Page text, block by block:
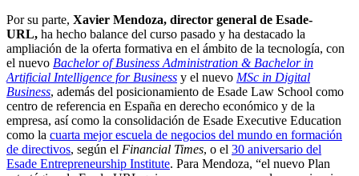
Por su parte, Xavier Mendoza, director general de Esade-
URL, ha hecho balance del curso pasado y ha destacado la
ampliación de la oferta formativa en el ámbito de la tecnología, con
el nuevo Bachelor of Business Administration & Bachelor in
Artificial Intelligence for Business y el nuevo MSc in Digital
Business, además del posicionamiento de Esade Law School como
centro de referencia en España en derecho económico y de la
empresa, así como la consolidación de Esade Executive Education
como la cuarta mejor escuela de negocios del mundo en formación
de directivos, según el Financial Times, o el 30 aniversario del
Esade Entrepreneurship Institute. Para Mendoza, “el nuevo Plan